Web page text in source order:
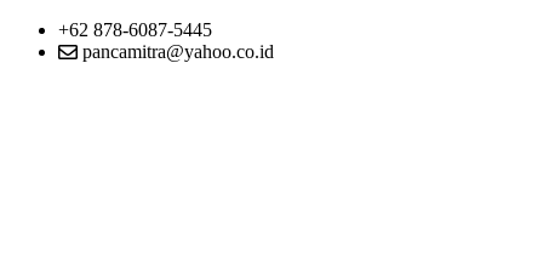
+62 878-6087-5445
pancamitra@yahoo.co.id